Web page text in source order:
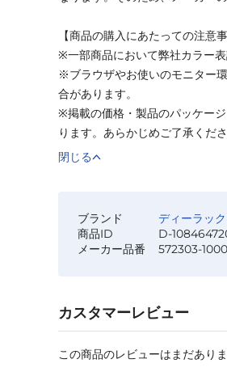
【商品の購入にあたっての注意事
※一部商品において弊社カラー
※ブラウザやお使いのモニター
合があります。
※掲載の価格・製品のパッケー
ります。あらかじめご了承くださ
閉じる
ブランド
ディーラッ
商品ID
D-
メーカー品番
572303-
カスタマーレビュー
この商品のレビューはまだありま